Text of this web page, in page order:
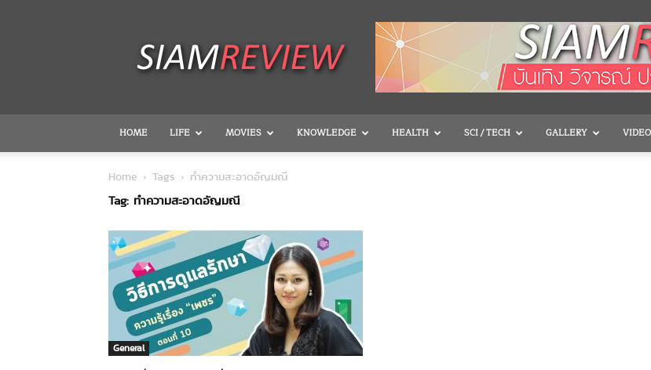
HOME LIFE MOVIES KNOWLEDGE HEALTH SCI / TECH GALLERY VIDEO
Home Tags ทำความสะอาดอัญมณี
Tag: ทำความสะอาดอัญมณี
General